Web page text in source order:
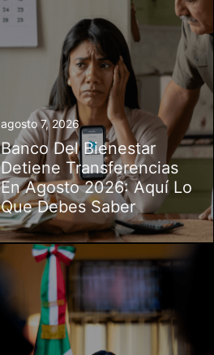
agosto 7, 2026
Banco Del Bienestar
Detiene Transferencias
En Agosto 2026: Aquí Lo
Que Debes Saber